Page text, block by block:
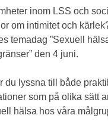
inom LSS och
om intimitet och
temadag ”Sexuell
den 4 juni.
du lyssna till både
som på olika sätt
hälsa hos våra